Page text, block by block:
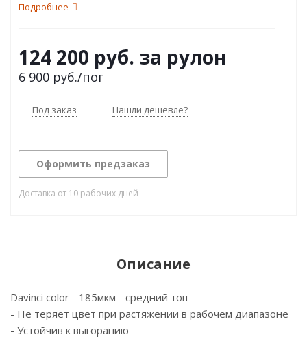
Подробнее
124 200 руб. за рулон
6 900 руб./пог
Под заказ Нашли дешевле?
Оформить предзаказ
Доставка от 10 рабочих дней
Описание
Davinci color - 185мкм - средний топ
- Не теряет цвет при растяжении в рабочем диапазоне
- Устойчив к выгоранию